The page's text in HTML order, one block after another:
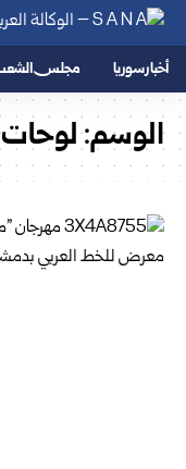
أخبار سوريا مجلس
الوسم: